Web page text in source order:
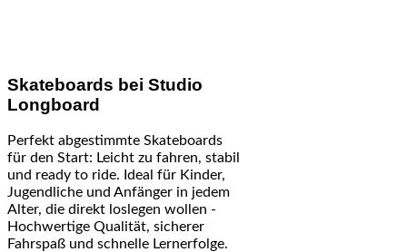
Skateboards bei Studio
Longboard
Perfekt abgestimmte Skateboards
für den Start: Leicht zu fahren, stabil
und ready to ride. Ideal für Kinder,
Jugendliche und Anfänger in jedem
Alter, die direkt loslegen wollen -
Hochwertige Qualität, sicherer
Fahrspaß und schnelle Lernerfolge.